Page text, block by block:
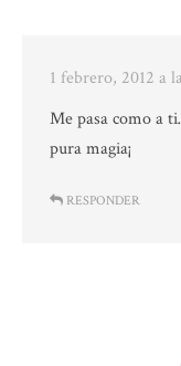
1 febrero, 2012 a
Me pasa como a
pura magia¡
RESPONDER